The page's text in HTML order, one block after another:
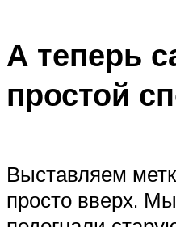
А теперь
простой
Выставляем
просто вверх.